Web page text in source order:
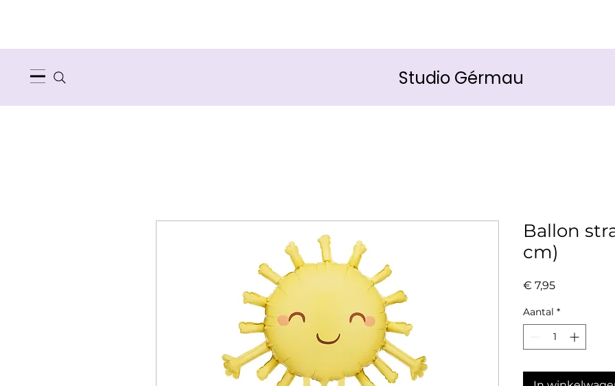
Studio Gérmau
Ballon
cm)
€ 7,95Prijs
Aantal *